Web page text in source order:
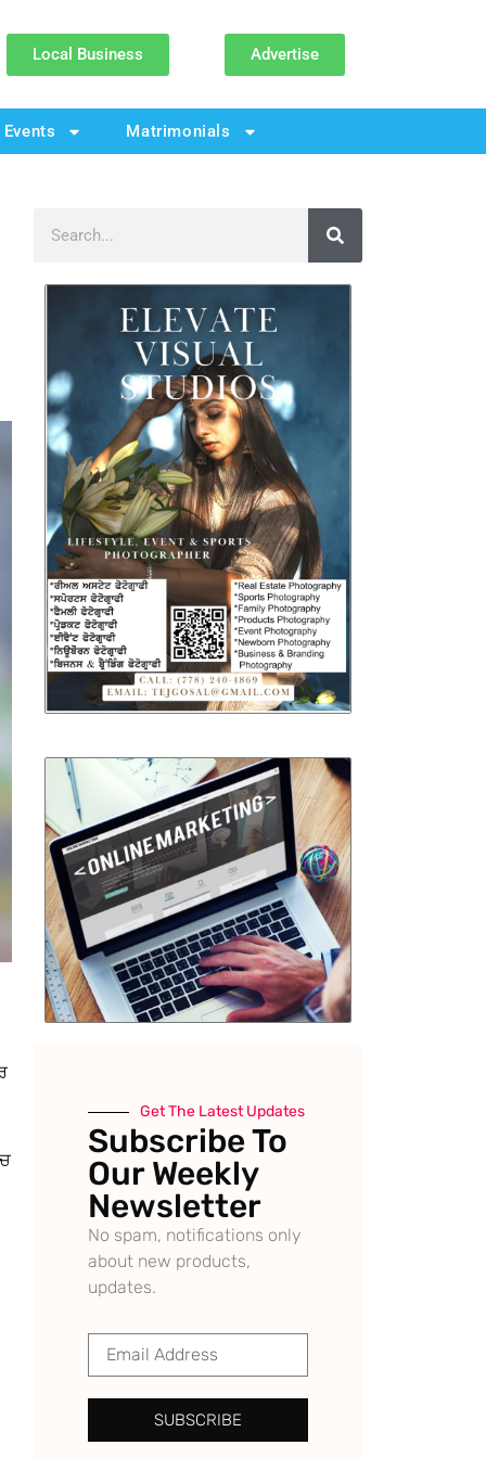
Local Business Advertise
Events Matrimonials
Get The Latest Updates
Subscribe To
Our Weekly
Newsletter
No spam, notifications only
about new products,
updates.
SUBSCRIBE